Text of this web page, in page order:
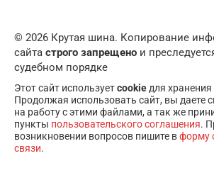
© 2026 Крутая шина. Копирование
сайта строго запрещено и
судебном порядке
Этот сайт используетcookie для
Продолжая использовать сайт, вы даете
на работу с этими файлами, а так же
пункты пользовательского соглашения.
возникновении вопросов пишите вформу
связи.